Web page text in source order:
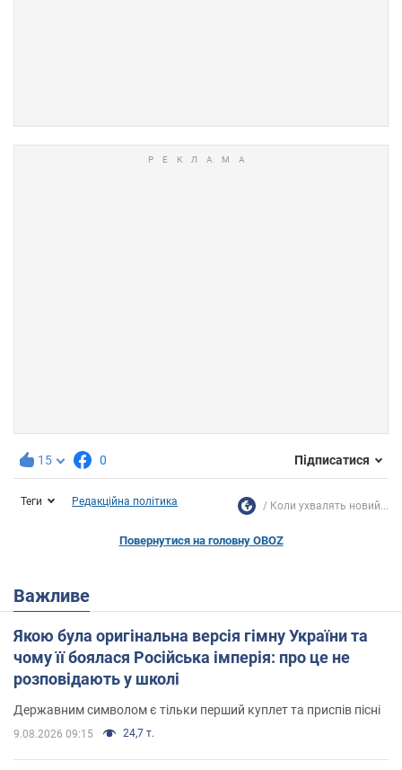
15 0 Підписатися
Теги Редакційна політика Коли ухвалять новий...
Повернутися на головну OBOZ
Важливе
Якою була оригінальна версія гімну України та
чому її боялася Російська імперія: про це не
розповідають у школі
Державним символом є тільки перший куплет та приспів пісні
9.08.2026 09:15 24,7 т.